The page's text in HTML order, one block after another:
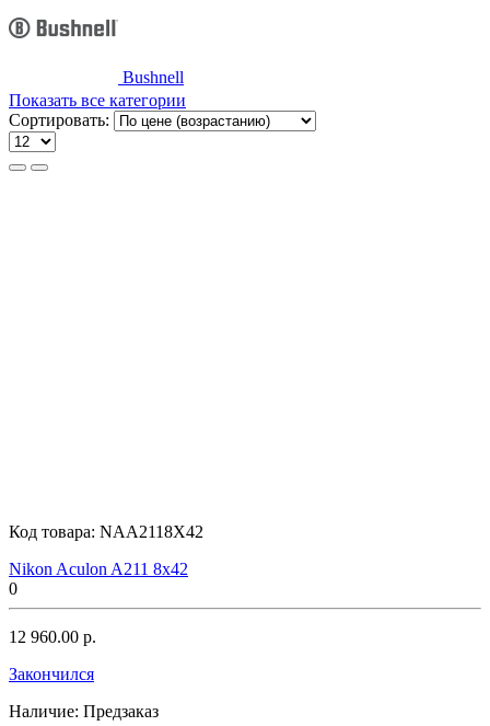
Bushnell
Combat
Показать все категории
Сортировать:
Код товара: NAA2118X42
Nikon Aculon A211 8x42
0
12 960.00 р.
Закончился
Наличие: Предзаказ